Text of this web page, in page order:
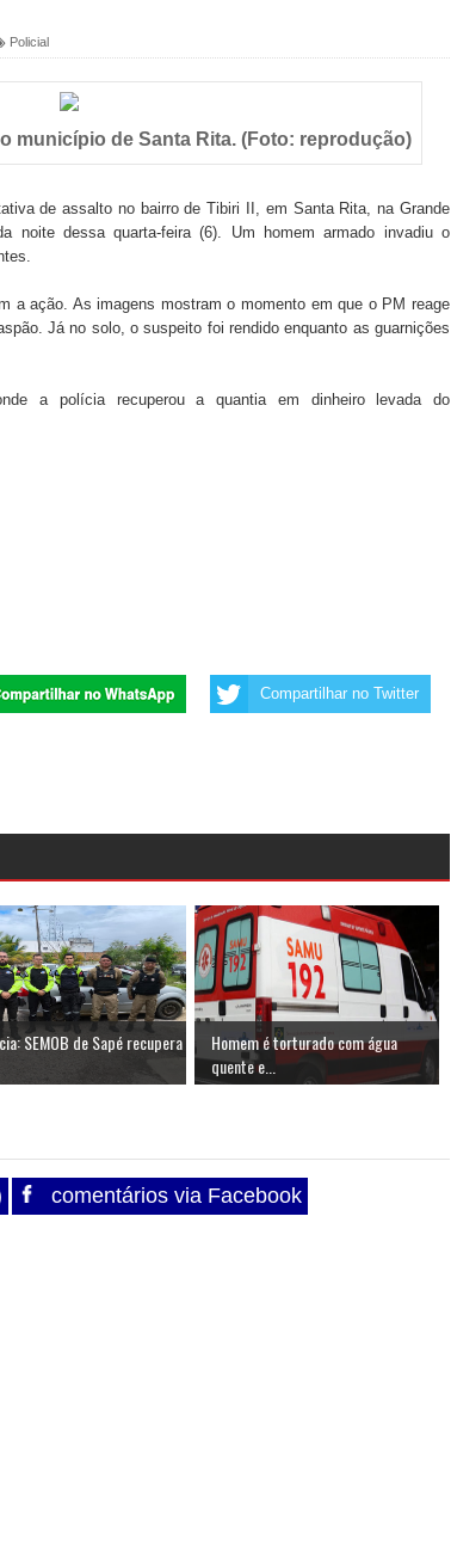
Prefeitura de Sapé em 2026
(25) e deve atrair grande público
do Sindicato
Acolhida e CRAS de Sapé
em Brasília
DO BREJO em Guarabira
candidatura de Denise Ribeiro à
foco na qualificação dos serviços do
e prática repudiável revolta
Rosângela e afirma que parcelamentos
Policial
município de Santa Rita. (Foto: reprodução)
de assalto no bairro de Tibiri II, em Santa Rita, na Grande
noite dessa quarta-feira (6). Um homem armado invadiu o
a ação. As imagens mostram o momento em que o PM reage
Já no solo, o suspeito foi rendido enquanto as guarnições
a polícia recuperou a quantia em dinheiro levada do
Compartilhar no Twitter
SEMOB de Sapé recupera
Homem é torturado com água
quente e...
comentários via Facebook